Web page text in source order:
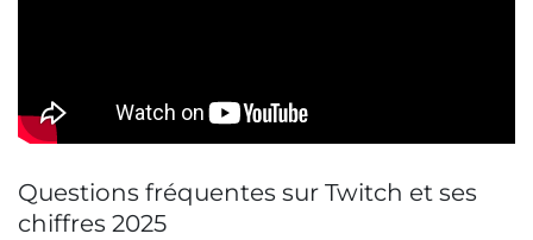
Questions fréquentes sur Twitch et ses
chiffres 2025